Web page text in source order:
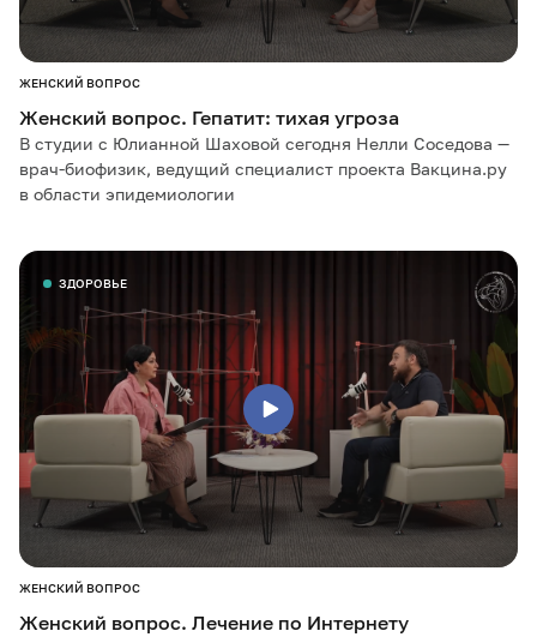
ЖЕНСКИЙ ВОПРОС
Женский вопрос. Гепатит: тихая угроза
В студии с Юлианной Шаховой сегодня Нелли Соседова —
врач-биофизик, ведущий специалист проекта Вакцина.ру
в области эпидемиологии
ЗДОРОВЬЕ
ЖЕНСКИЙ ВОПРОС
Женский вопрос. Лечение по Интернету